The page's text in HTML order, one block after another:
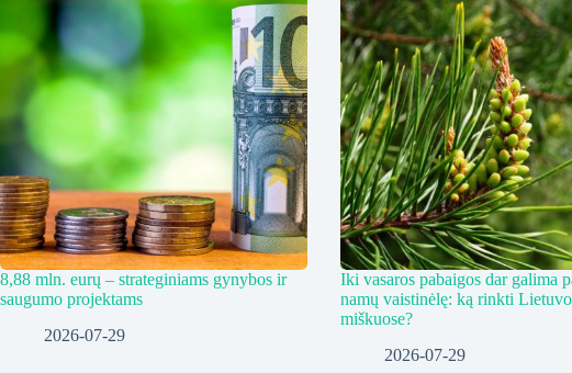
8,88 mln. eurų – strateginiams gynybos ir
saugumo projektams
2026-07-29
Iki vasaros pabaigos dar galima
namų vaistinėlę: ką rinkti
miškuose?
2026-07-29